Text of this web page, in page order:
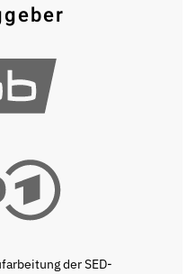
der SED-